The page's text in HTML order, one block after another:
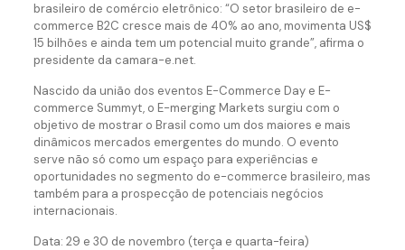
brasileiro de comércio eletrônico: “O setor brasileiro de e-
commerce B2C cresce mais de 40% ao ano, movimenta US$
15 bilhões e ainda tem um potencial muito grande”, afirma o
presidente da camara-e.net.
Nascido da união dos eventos E-Commerce Day e E-
commerce Summyt, o E-merging Markets surgiu com o
objetivo de mostrar o Brasil como um dos maiores e mais
dinâmicos mercados emergentes do mundo. O evento
serve não só como um espaço para experiências e
oportunidades no segmento do e-commerce brasileiro, mas
também para a prospecção de potenciais negócios
internacionais.
Data: 29 e 30 de novembro (terça e quarta-feira)